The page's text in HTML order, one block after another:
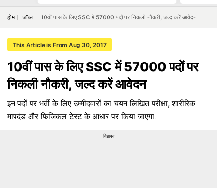
होम जॉब्स 10वीं पास के लिए SSC में 57000 पदों पर निकली नौकरी, जल्द करें आवेदन
This Article is From Aug 30, 2017
10वीं पास के लिए SSC में 57000 पदों पर
निकली नौकरी, जल्द करें आवेदन
इन पदों पर भर्ती के लिए उम्‍मीदवारों का चयन लिखित परीक्षा, शारीरिक
मापदंड और फिजिकल टेस्ट के आधार पर किया जाएगा.
विज्ञापन